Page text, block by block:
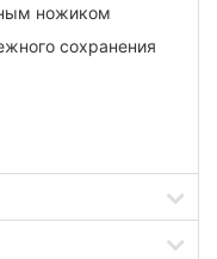
ножиком
сохранения